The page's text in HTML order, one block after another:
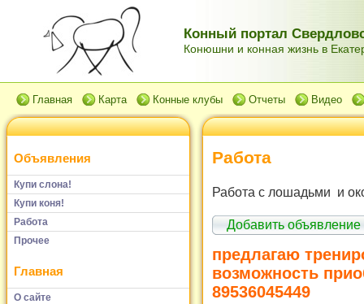
Конный портал
Конюшни и конная жизнь в
Главная Карта Конные клубы Отчеты Видео
Объявления
Купи слона!
Купи коня!
Работа
Прочее
Главная
О сайте
Работа
Работа с лошадьми и
Добавить объявление
предлагаю
возможность
89536045449